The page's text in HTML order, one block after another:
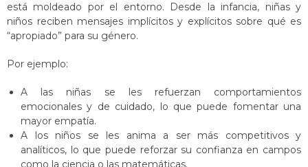
está moldeado por el entorno. Desde la infancia, niñas y
niños reciben mensajes implícitos y explícitos sobre qué es
“apropiado” para su género.
Por ejemplo:
A las niñas se les refuerzan comportamientos
emocionales y de cuidado, lo que puede fomentar una
mayor empatía.
A los niños se les anima a ser más competitivos y
analíticos, lo que puede reforzar su confianza en campos
como la ciencia o las matemáticas.